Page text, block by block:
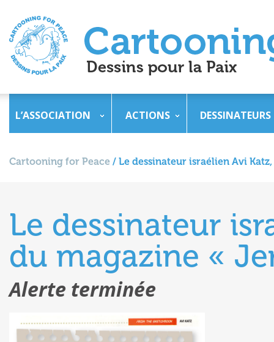
L’ASSOCIATION ACTIONS DESSINATEURS
Cartooning for Peace / Le dessinateur israélien Avi
Le dessinateur
du magazine «
Alerte terminée